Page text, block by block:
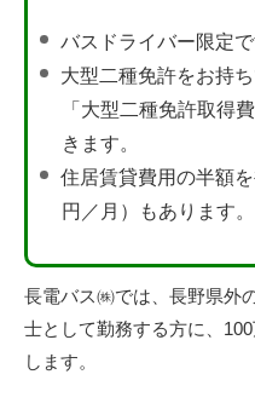
バスドライバー限定で
大型二種免許をお持
「大型二種免許取得
きます。
住居賃貸費用の半額
円／月）もあります。
長電バス㈱では、長野県外
士として勤務する方に、
します。